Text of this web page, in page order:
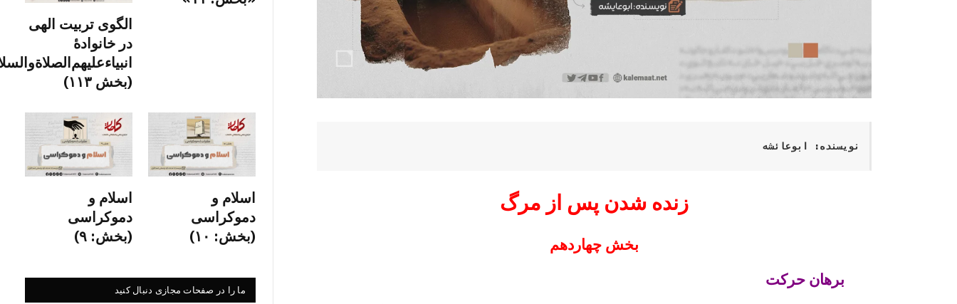
نویسنده: ابوعائشه
زنده شدن پس از مرگ
بخش چهاردهم
برهان حرکت
الگوی تربیت الهی
در خانوادۀ
(بخش ۱۱۳)
اسلام و
دموکراسی
(بخش: ۱۰)
اسلام و
دموکراسی
(بخش: ۹)
ما را در صفحات مجازی دنبال کنید